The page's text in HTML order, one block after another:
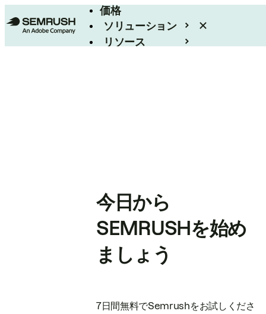
価格
ソリューション
リソース
今日から
SEMRUSHを始め
ましょう
7日間無料でSemrushをお試しくださ